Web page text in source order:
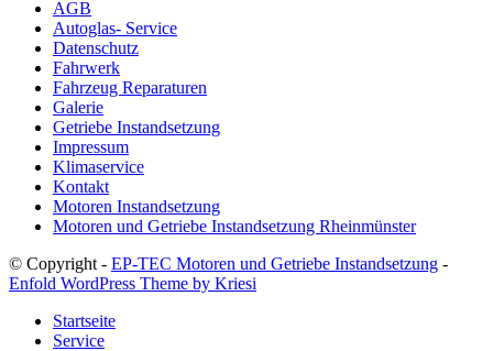
AGB
Autoglas- Service
Datenschutz
Fahrwerk
Fahrzeug Reparaturen
Galerie
Getriebe Instandsetzung
Impressum
Klimaservice
Kontakt
Motoren Instandsetzung
Motoren und Getriebe Instandsetzung Rheinmünster
© Copyright - EP-TEC Motoren und Getriebe Instandsetzung -
Enfold WordPress Theme by Kriesi
Startseite
Service